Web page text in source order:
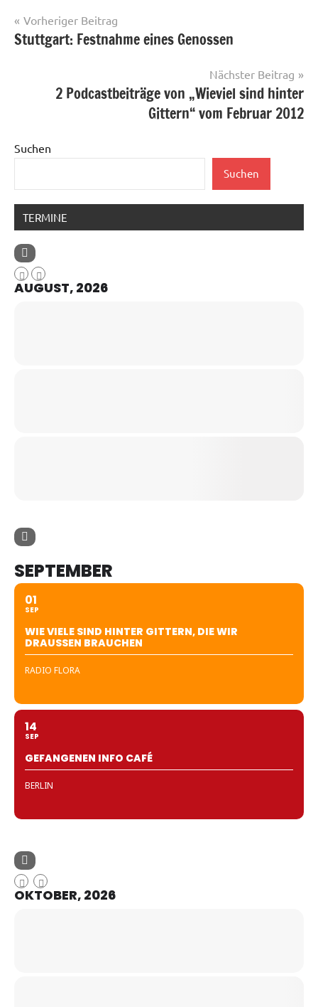
Beitragsnavigation
Vorheriger Beitrag
Stuttgart: Festnahme eines Genossen
Nächster Beitrag
2 Podcastbeiträge von „Wieviel sind hinter
Gittern“ vom Februar 2012
Suchen
Suchen
TERMINE
AUGUST, 2026
SEPTEMBER
01
SEP
WIE VIELE SIND HINTER GITTERN, DIE WIR
DRAUSSEN BRAUCHEN
RADIO FLORA
14
SEP
GEFANGENEN INFO CAFÉ
BERLIN
OKTOBER, 2026